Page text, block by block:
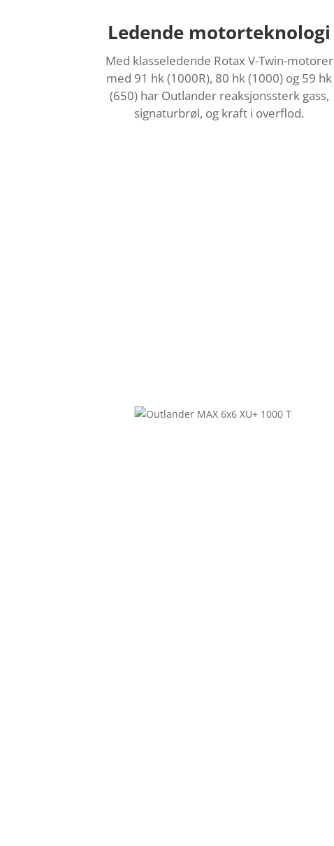
Ledende motorteknologi
Med klasseledende Rotax V-Twin-motorer
med 91 hk (1000R), 80 hk (1000) og 59 hk
(650) har Outlander reaksjonssterk gass,
signaturbrøl, og kraft i overflod.